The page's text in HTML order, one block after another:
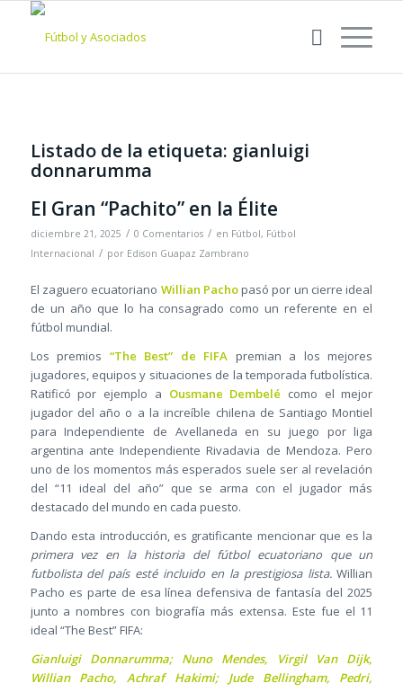
Listado de la etiqueta: gianluigi
donnarumma
El Gran “Pachito” en la Élite
diciembre 21, 2025 / 0 Comentarios / en Fútbol, Fútbol
Internacional / por Edison Guapaz Zambrano
El zaguero ecuatoriano Willian Pachopasó por un cierre ideal
de un año que lo ha consagrado como un referente en el
fútbol mundial.
Los premios “The Best” de FIFA premian a los mejores
jugadores, equipos y situaciones de la temporada futbolística.
Ratificó por ejemplo a Ousmane Dembelé como el mejor
jugador del año o a la increíble chilena de Santiago Montiel
para Independiente de Avellaneda en su juego por liga
argentina ante Independiente Rivadavia de Mendoza. Pero
uno de los momentos más esperados suele ser al revelación
del “11 ideal del año” que se arma con el jugador más
destacado del mundo en cada puesto.
Dando esta introducción, es gratificante mencionar que es la
primera vez en la historia del fútbol ecuatoriano que un
futbolista del país esté incluido en la prestigiosa lista.Willian
Pacho es parte de esa línea defensiva de fantasía del 2025
junto a nombres con biografía más extensa. Este fue el 11
ideal “The Best” FIFA:
Gianluigi Donnarumma; Nuno Mendes, Virgil Van Dijk,
Willian Pacho, Achraf Hakimi; Jude Bellingham, Pedri,